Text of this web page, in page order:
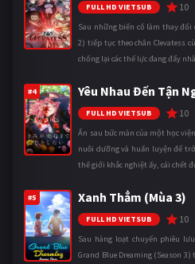
FULL HD VIETSUB 10
Sau những biến cố làm thay đổi
2) tiếp tục theo chân Clevatess
chống lại các thế lực đang đẩy
#4 Yêu Nhau Đến Tận
FULL HD VIETSUB 10
Ẩn sau bức màn của một học
nuôi dưỡng và huấn luyện để
thế giới khắc nghiệt ấy, cái chết
#5 Xanh Thẳm (Mùa 3)
FULL HD VIETSUB 10
Sau hàng loạt chuyến phiêu
Grand Blue Dreaming (Season